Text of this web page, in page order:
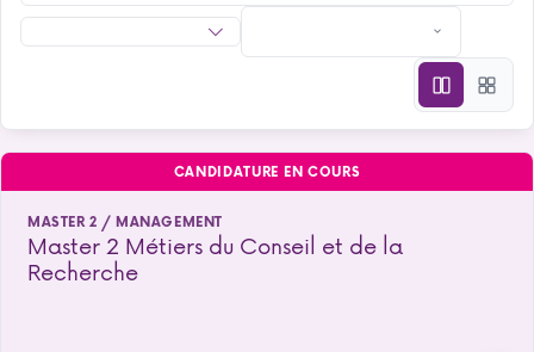
CANDIDATURE EN COURS
MASTER 2 / MANAGEMENT
Master 2 Métiers du Conseil et de la
Recherche